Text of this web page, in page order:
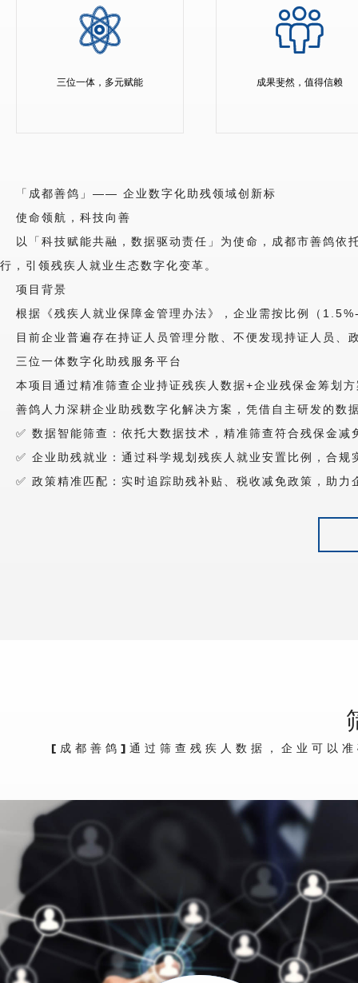

三位一体，多元赋能

成果斐然，值得信赖
「成都善鸽」—— 企业数字化助残领域创新标
使命领航，科技向善
以「科技赋能共融，数据驱动责任」为使命，成都市善鸽
行，引领残疾人就业生态数字化变革。
项目背景
根据《残疾人就业保障金管理办法》，企业需按比例（
目前企业普遍存在持证人员管理分散、不便发现持证人员
三位一体数字化助残服务平台
本项目通过精准筛查企业持证残疾人数据+企业残保金筹划
善鸽人力深耕企业助残数字化解决方案，凭借自主研发的
✅ 数据智能筛查：依托大数据技术，精准筛查符合残保金减
✅ 企业助残就业：通过科学规划残疾人就业安置比例，合规
✅ 政策精准匹配：实时追踪助残补贴、税收减免政策，助力
[成都善鸽]通过筛查残疾人数据，企业可以